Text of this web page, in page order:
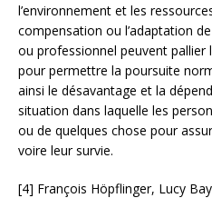
l’environnement et les
compensation ou l’adaptation
ou professionnel peuvent
pour permettre la poursuite
ainsi le désavantage et la
situation dans laquelle les
ou de quelques chose pour
voire leur survie.
[4] François Höpflinger, Lucy